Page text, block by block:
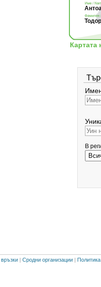
Картата
В
| Сродни организации |